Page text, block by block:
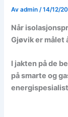
Av admin/14/12/
Når
Gjøvik er målet
I jakten på de
på smarte og